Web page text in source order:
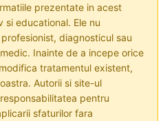
prezentate in acest
educational. Ele nu
diagnosticul sau
Inainte de a incepe orice
tratamentul existent,
Autorii si site-ul
pentru
sfaturilor fara